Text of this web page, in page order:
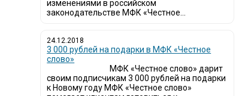
изменениями в российском
законодательстве МФК «Честное...
24.12.2018
3 000 рублей на подарки в МФК «Честное
слово»
МФК «Честное слово» дарит
своим подписчикам 3 000 рублей на подарки
к Новому году МФК «Честное слово»